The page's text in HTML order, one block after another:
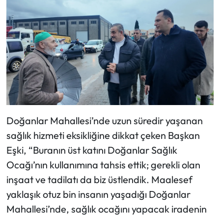
Doğanlar Mahallesi’nde uzun süredir yaşanan
sağlık hizmeti eksikliğine dikkat çeken Başkan
Eşki, “Buranın üst katını Doğanlar Sağlık
Ocağı’nın kullanımına tahsis ettik; gerekli olan
inşaat ve tadilatı da biz üstlendik. Maalesef
yaklaşık otuz bin insanın yaşadığı Doğanlar
Mahallesi’nde, sağlık ocağını yapacak iradenin